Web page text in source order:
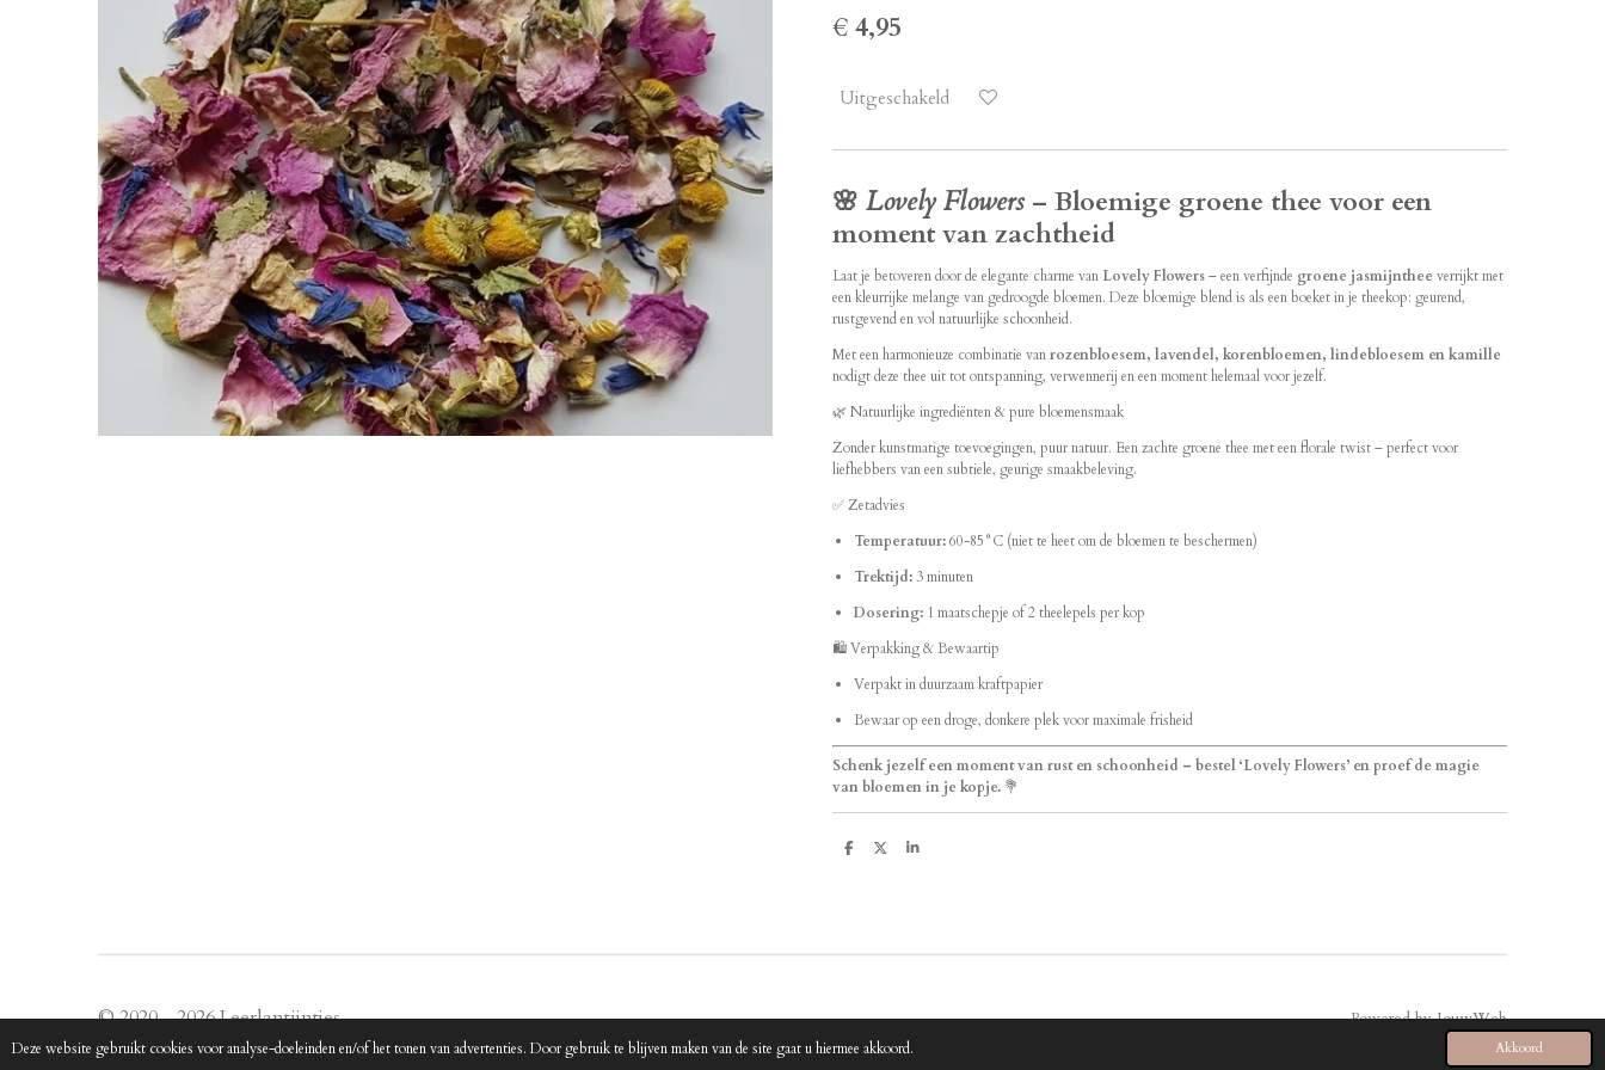
Deze website gebruikt cookies voor analyse-doeleinden en/of het tonen van advertenties. Door gebruik te blijven maken van de site gaat u hiermee akkoord. Akkoord
€ 4,95
Uitgeschakeld
🌸 Lovely Flowers – Bloemige groene thee voor een
moment van zachtheid
Laat je betoveren door de elegante charme vanLovely Flowers– een verfijnde groene jasmijnthee verrijkt met
een kleurrijke melange van gedroogde bloemen. Deze bloemige blend is als een boeket in je theekop: geurend,
rustgevend en vol natuurlijke schoonheid.
Met een harmonieuze combinatie vanrozenbloesem, lavendel, korenbloemen, lindebloesem en kamille
nodigt deze thee uit tot ontspanning, verwennerij en een moment helemaal voor jezelf.
🌿 Natuurlijke ingrediënten & pure bloemensmaak
Zonder kunstmatige toevoegingen, puur natuur. Een zachte groene thee met een florale twist – perfect voor
liefhebbers van een subtiele, geurige smaakbeleving.
✅ Zetadvies
Temperatuur:60-85°C (niet te heet om de bloemen te beschermen)
Trektijd: 3 minuten
Dosering: 1 maatschepje of 2 theelepels per kop
🛍️ Verpakking & Bewaartip
Verpakt in duurzaam kraftpapier
Bewaar op een droge, donkere plek voor maximale frisheid
Schenk jezelf een moment van rust en schoonheid – bestel ‘Lovely Flowers’ en proef de magie
van bloemen in je kopje. 💐
D
D
S
© 2020 - 2026 Leerlantijntjes Powered byJouwWeb